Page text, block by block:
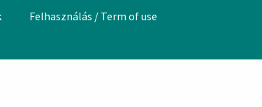
Felhasználás / Term of use